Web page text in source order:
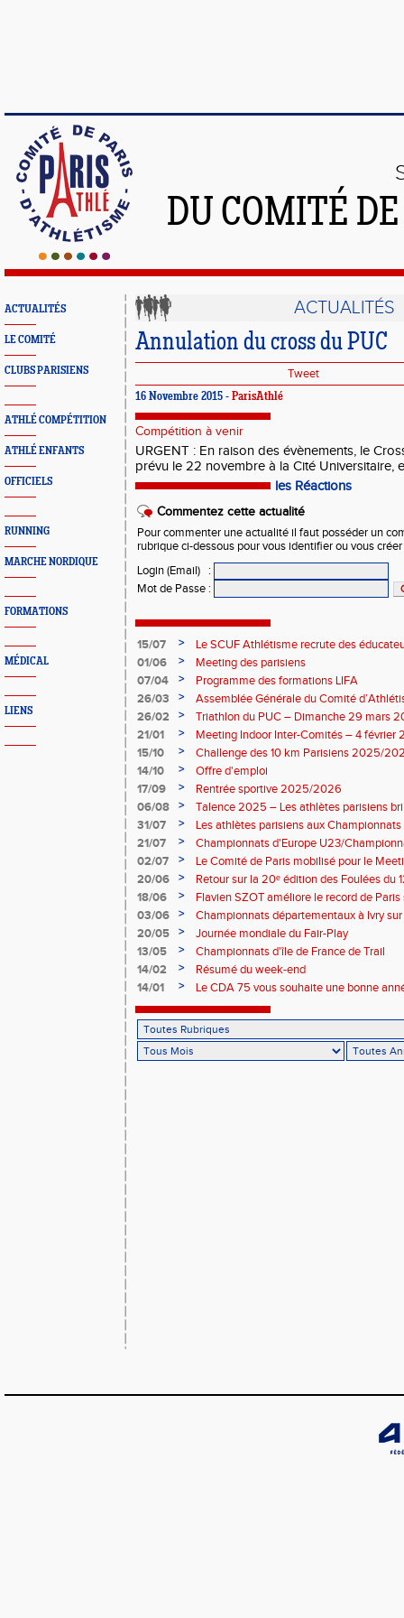
DU COMITÉ
ACTUALITÉS
LE COMITÉ
CLUBS PARISIENS
ATHLÉ COMPÉTITION
ATHLÉ ENFANTS
OFFICIELS
RUNNING
MARCHE NORDIQUE
FORMATIONS
MÉDICAL
LIENS
ACTUALITÉS
Annulation du cross du PUC
Tweet
16 Novembre 2015 - ParisAthlé
Compétition à venir
URGENT : En raison des évènements, le
prévu le 22 novembre à la Cité Universitaire,
les Réactions
Commentez cette actualité
Pour commenter une actualité il faut posséder un
rubrique ci-dessous pour vous identifier ou vous
Login (Email)
:
Mot de Passe :
15/07 >
Le SCUF Athlétisme recrute des
2026-2027 !
01/06 >
Meeting des parisiens
07/04
>
Programme des formations LIFA
26/03
>
Assemblée Générale du Comité
26/02
>
Triathlon du PUC – Dimanche 29 mars
21/01
>
Meeting Indoor Inter-Comités – 4 février
15/10
>
Challenge des 10 km Parisiens 2025/
14/10
>
Offre d'emploi
17/09
>
Rentrée sportive 2025/2026
06/08
>
Talence 2025 – Les athlètes parisiens
de France Élite
31/07 >
Les athlètes parisiens aux
21/07
>
Championnats d'Europe U23/
02/07
>
Le Comité de Paris mobilisé pour le
20/06
>
Retour sur la 20ᵉ édition des Foulées du
18/06
>
Flavien SZOT améliore le record de Paris
03/06
>
Championnats départementaux à Ivry
20/05
>
Journée mondiale du Fair-Play
13/05
>
Championnats d'île de France de Trail
14/02
>
Résumé du week-end
14/01
> Le CDA 75 vous souhaite une bonne